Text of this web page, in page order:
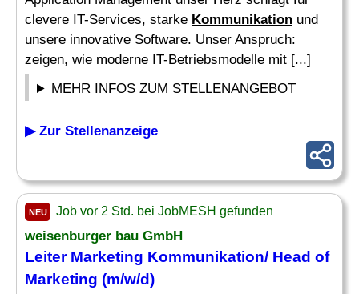
clevere IT-Services, starke Kommunikation und
unsere innovative Software. Unser Anspruch:
zeigen, wie moderne IT-Betriebsmodelle mit [...]
MEHR INFOS ZUM STELLENANGEBOT
▶ Zur Stellenanzeige
NEU Job vor 2 Std. bei JobMESH gefunden
weisenburger bau GmbH
Leiter Marketing Kommunikation/ Head of
Marketing (m/w/d)